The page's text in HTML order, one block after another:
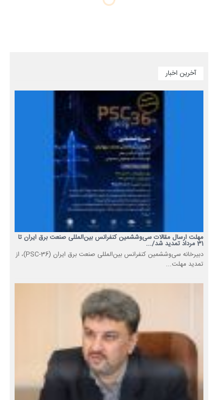
آخرین اخبار
مهلت ارسال مقالات سی‌وششمین کنفرانس بین‌المللی صنعت برق ایران تا
31 مرداد تمدید شد/...
دبیرخانه سی‌وششمین کنفرانس بین‌المللی صنعت برق ایران (PSC-36)، از
تمدید مهلت...